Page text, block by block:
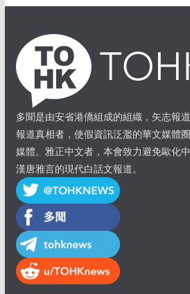
多聞是由安省港僑組成的組織，矢志報
報道真相者，使假資訊泛濫的華文媒體
媒體。雅正中文者，本會致力避免歐化
漢唐雅言的現代白話文報道。